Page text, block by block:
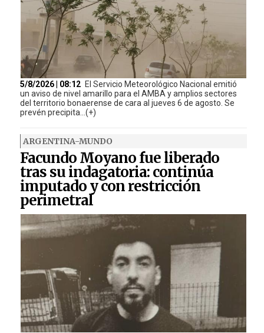
5/8/2026 | 08:12 El Servicio Meteorológico Nacional emitió
un aviso de nivel amarillo para el AMBA y amplios sectores
del territorio bonaerense de cara al jueves 6 de agosto. Se
prevén precipita...(+)
ARGENTINA-MUNDO
Facundo Moyano fue liberado
tras su indagatoria: continúa
imputado y con restricción
perimetral